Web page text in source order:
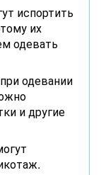
испортить
их
одевать
одевании
и другие